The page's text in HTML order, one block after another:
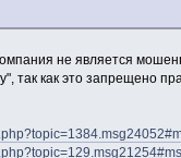
не является
так как это запрещено